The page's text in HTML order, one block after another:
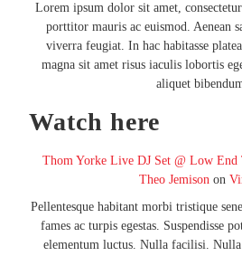
Lorem ipsum dolor sit amet,
porttitor mauris ac euismod. Aenean
viverra feugiat. In hac habitasse
magna sit amet risus iaculis lobortis
aliquet
Watch here
Thom Yorke Live DJ Set @ Low End
Theo Jemison on
Pellentesque habitant morbi tristique
fames ac turpis egestas. Suspendisse
elementum luctus. Nulla facilisi.